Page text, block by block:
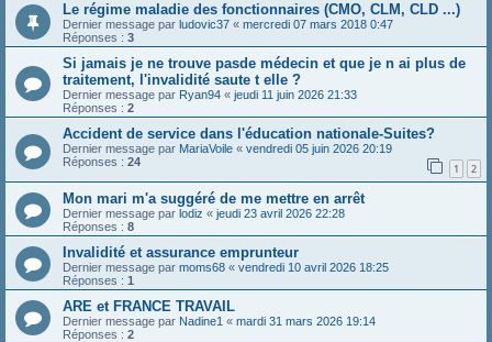
Le régime maladie des fonctionnaires (CMO, CLM, CLD ...)
Dernier message par ludovic37 « mercredi 07 mars 2018 0:47
Réponses : 3
Si jamais je ne trouve pasde médecin et que je n ai plus de
traitement, l'invalidité saute t elle ?
Dernier message par Ryan94 « jeudi 11 juin 2026 21:33
Réponses : 2
Accident de service dans l'éducation nationale-Suites?
Dernier message par MariaVoile « vendredi 05 juin 2026 20:19
Réponses : 24 1 2
Mon mari m'a suggéré de me mettre en arrêt
Dernier message par lodiz « jeudi 23 avril 2026 22:28
Réponses : 8
Invalidité et assurance emprunteur
Dernier message par moms68 « vendredi 10 avril 2026 18:25
Réponses : 1
ARE et FRANCE TRAVAIL
Dernier message par Nadine1 « mardi 31 mars 2026 19:14
Réponses : 2